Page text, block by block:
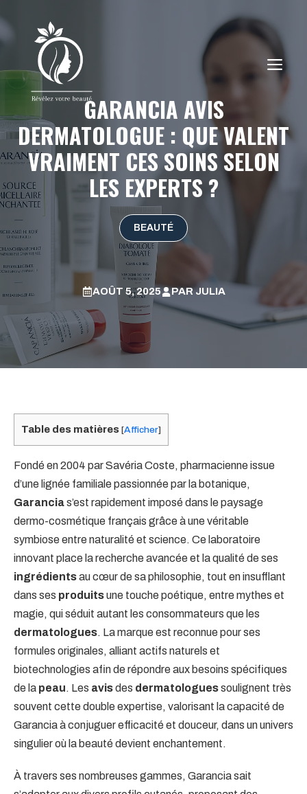
au
contenu
GARANCIA AVIS
DERMATOLOGUE : QUE VALENT
VRAIMENT CES SOINS SELON
LES EXPERTS ?
BEAUTÉ
AOÛT 5, 2025 PARJULIA
Table des matières [Afficher]
Fondé en 2004 par Savéria Coste, pharmacienne issue
d’une lignée familiale passionnée par la botanique,
Garancias’est rapidement imposé dans le paysage
dermo-cosmétique français grâce à une véritable
symbiose entre naturalité et science. Ce laboratoire
innovant place la recherche avancée et la qualité de ses
ingrédientsau cœur de sa philosophie, tout en insufflant
dans ses produitsune touche poétique, entre mythes et
magie, qui séduit autant les consommateurs que les
dermatologues. La marque est reconnue pour ses
formules originales, alliant actifs naturels et
biotechnologies afin de répondre aux besoins spécifiques
de la peau. Les avisdes dermatologuessoulignent très
souvent cette double expertise, valorisant la capacité de
Garancia à conjuguer efficacité et douceur, dans un univers
singulier où la beauté devient enchantement.
À travers ses nombreuses gammes, Garancia sait